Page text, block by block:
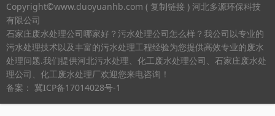
Copyright©www.duoyuanhb.com ( 复制链接 ) 河北多源环保科技
有限公司
石家庄废水处理公司哪家好？污水处理公司怎么样？我公司以专业的
污水处理技术以及丰富的污水处理工程经验为您提供高效专业的废水
处理问题.我们提供河北污水处理、化工废水处理公司、石家庄废水处
理公司、化工废水处理厂欢迎您来电咨询！
备案： 冀ICP备17014028号-1